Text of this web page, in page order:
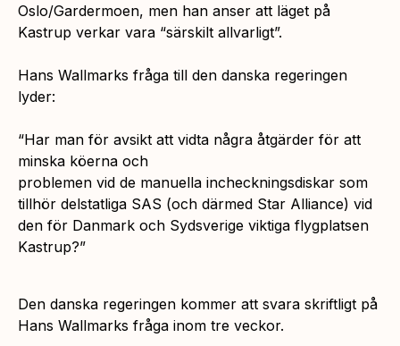
Oslo/Gardermoen, men han anser att läget på
Kastrup verkar vara “särskilt allvarligt”.
Hans Wallmarks fråga till den danska regeringen
lyder:
“Har man för avsikt att vidta några åtgärder för att
minska köerna och
problemen vid de manuella incheckningsdiskar som
tillhör delstatliga SAS (och därmed Star Alliance) vid
den för Danmark och Sydsverige viktiga flygplatsen
Kastrup?”
Den danska regeringen kommer att svara skriftligt på
Hans Wallmarks fråga inom tre veckor.